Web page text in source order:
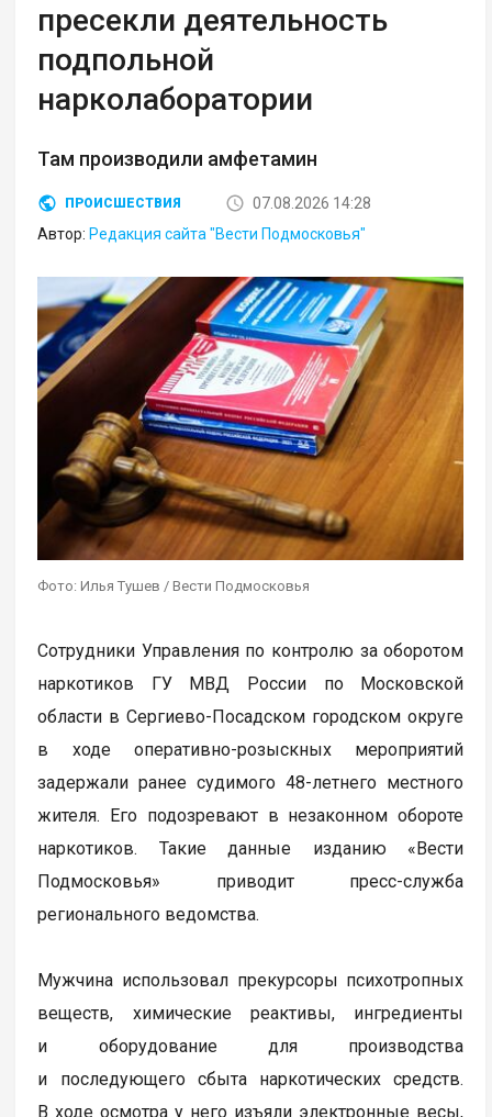
пресекли деятельность
подпольной
нарколаборатории
Там производили амфетамин
ПРОИСШЕСТВИЯ
07.08.2026 14:28
Автор: Редакция сайта "Вести Подмосковья"
Фото: Илья Тушев / Вести Подмосковья
Сотрудники Управления по контролю за оборотом
наркотиков ГУ МВД России по Московской
области в Сергиево-Посадском городском округе
в ходе оперативно-розыскных мероприятий
задержали ранее судимого 48-летнего местного
жителя. Его подозревают в незаконном обороте
наркотиков. Такие данные изданию «Вести
Подмосковья» приводит пресс-служба
регионального ведомства.
Мужчина использовал прекурсоры психотропных
веществ, химические реактивы, ингредиенты
и оборудование для производства
и последующего сбыта наркотических средств.
В ходе осмотра у него изъяли электронные весы,